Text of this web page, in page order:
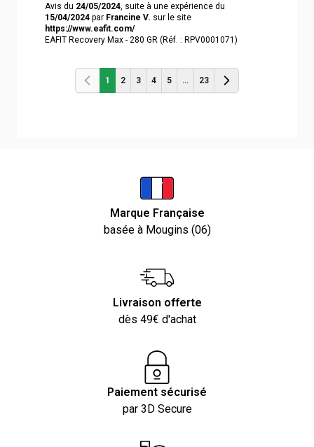
Avis du 24/05/2024 , suite à une expérience du
15/04/2024 par Francine V. sur le site
https://www.eafit.com/
EAFIT Recovery Max - 280 GR (Réf. : RPV0001071)
Précédent
1 2 3 4 5 ... 23
Précédent
Marque Française
basée à Mougins (06)
Livraison offerte
dès 49€ d'achat
Paiement sécurisé
par 3D Secure